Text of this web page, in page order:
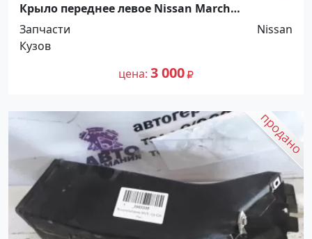
Крыло переднее левое Nissan March
Краснодар
Запчасти
Nissan
Кузов
цена 3 000